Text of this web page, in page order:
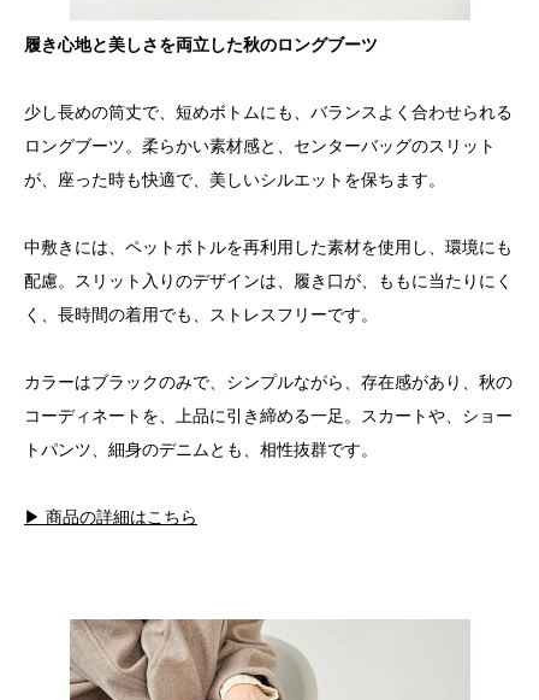
履き心地と美しさを両立した秋のロングブーツ
少し長めの筒丈で、短めボトムにも、バランスよく合わせられる
ロングブーツ。柔らかい素材感と、センターバッグのスリット
が、座った時も快適で、美しいシルエットを保ちます。
中敷きには、ペットボトルを再利用した素材を使用し、環境にも
配慮。スリット入りのデザインは、履き口が、ももに当たりにく
く、長時間の着用でも、ストレスフリーです。
カラーはブラックのみで、シンプルながら、存在感があり、秋の
コーディネートを、上品に引き締める一足。スカートや、ショー
トパンツ、細身のデニムとも、相性抜群です。
▶ 商品の詳細はこちら